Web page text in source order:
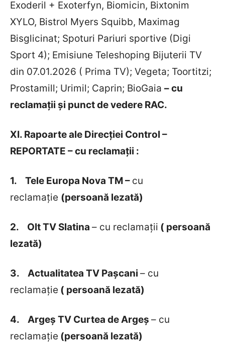
Exoderil + Exoterfyn, Biomicin, Bixtonim
XYLO, Bistrol Myers Squibb, Maximag
Bisglicinat; Spoturi Pariuri sportive (Digi
Sport 4); Emisiune Teleshoping Bijuterii TV
din 07.01.2026 ( Prima TV); Vegeta; Toortitzi;
Prostamill; Urimil; Caprin; BioGaia – cu
reclamații și punct de vedere RAC.
XI. Rapoarte ale Direcției Control –
REPORTATE – cu reclamații :
1. Tele Europa Nova TM – cu
reclamație (persoană lezată)
2. Olt TV Slatina – cu reclamații ( persoană
lezată)
3. Actualitatea TV Pașcani – cu
reclamație ( persoană lezată)
4. Argeș TV Curtea de Argeș – cu
reclamație (persoană lezată)